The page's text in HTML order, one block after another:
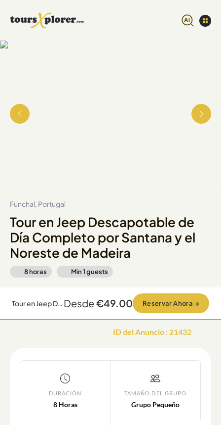
Funchal, Portugal
Tour en Jeep Descapotable de
Día Completo por Santana y el
Noreste de Madeira
8 horas Min1guests
Tour en Jeep Descapotable de Día Completo por Santana y el Noreste de Madeira Desde€49.00 Reservar Ahora →
ID del Anuncio : 21432
DURACIÓN
8 Horas
TAMAÑO DEL GRUPO
Grupo Pequeño